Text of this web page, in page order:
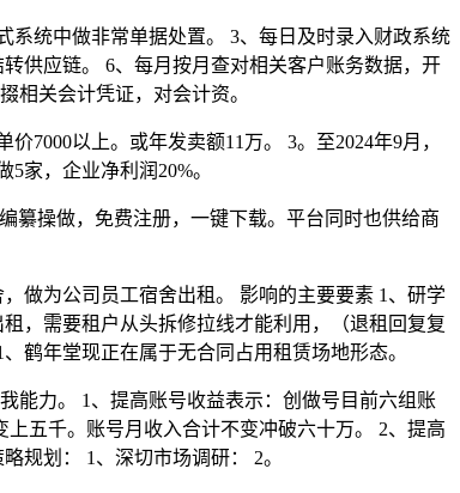
统中做非常单据处置。 3、每日及时录入财政系统
供应链。 6、每月按月查对相关客户账务数据，开
相关会计凭证，对会计资。
7000以上。或年发卖额11万。 3。至2024年9月，
家，企业净利润20%。
操做，免费注册，一键下载。平台同时也供给商
做为公司员工宿舍出租。 影响的主要要素 1、研学
，需要租户从头拆修拉线才能利用，（退租回复复
鹤年堂现正在属于无合同占用租赁场地形态。
力。 1、提高账号收益表示：创做号目前六组账
五千。账号月收入合计不变冲破六十万。 2、提高
规划： 1、深切市场调研： 2。